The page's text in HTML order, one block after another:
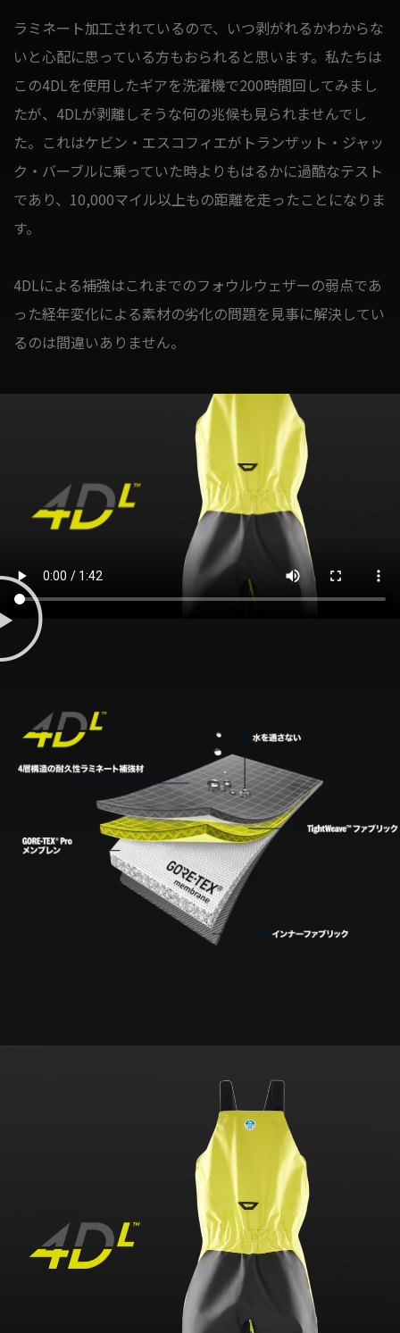
ラミネート加工されているので、いつ剥がれるかわからな
いと心配に思っている方もおられると思います。私たちは
この4DLを使用したギアを洗濯機で200時間回してみまし
たが、4DLが剥離しそうな何の兆候も見られませんでし
た。これはケビン・エスコフィエがトランザット・ジャッ
ク・バーブルに乗っていた時よりもはるかに過酷なテスト
であり、10,000マイル以上もの距離を走ったことになりま
す。
4DLによる補強はこれまでのフォウルウェザーの弱点であ
った経年変化による素材の劣化の問題を見事に解決してい
るのは間違いありません。